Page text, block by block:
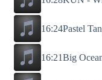
16:24Pastel
16:21Big